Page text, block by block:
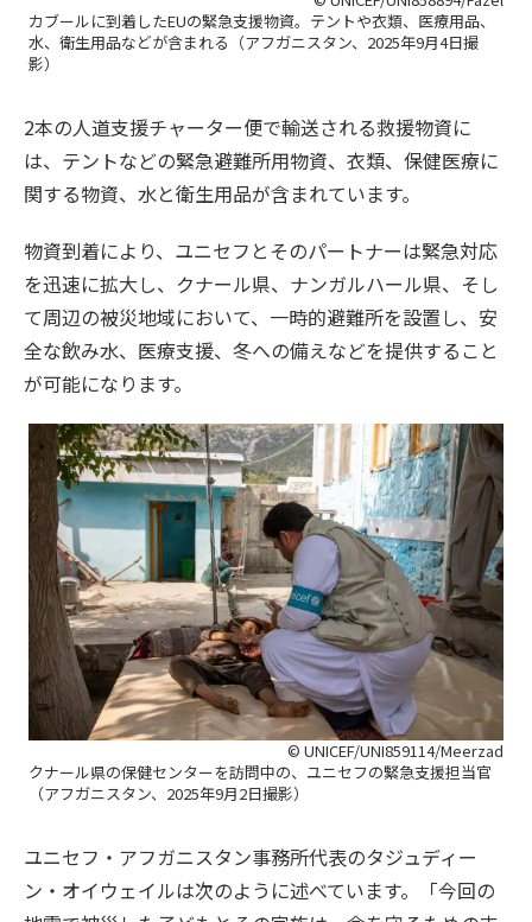
カブールに到着したEUの緊急支援物資。テントや衣類、医療用品、
水、衛生用品などが含まれる（アフガニスタン、2025年9月4日撮
影）
2本の人道支援チャーター便で輸送される救援物資に
は、テントなどの緊急避難所用物資、衣類、保健医療に
関する物資、水と衛生用品が含まれています。
物資到着により、ユニセフとそのパートナーは緊急対応
を迅速に拡大し、クナール県、ナンガルハール県、そし
て周辺の被災地域において、一時的避難所を設置し、安
全な飲み水、医療支援、冬への備えなどを提供すること
が可能になります。
© UNICEF/UNI859114/Meerzad
クナール県の保健センターを訪問中の、ユニセフの緊急支援担当官
（アフガニスタン、2025年9月2日撮影）
ユニセフ・アフガニスタン事務所代表のタジュディー
ン・オイウェイルは次のように述べています。「今回の